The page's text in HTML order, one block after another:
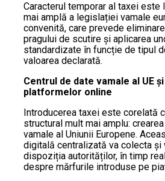
Caracterul temporar al taxei este
mai amplă a legislației vamale
convenită, care prevede
pragului de scutire și aplicarea
standardizate în funcție de tipul
valoarea declarată.
Centrul de date vamale al UE
platformelor online
Introducerea taxei este corelată
structural mult mai amplu:
vamale al Uniunii Europene.
digitală centralizată va colecta și
dispoziția autorităților, în timp
despre mărfurile introduse pe